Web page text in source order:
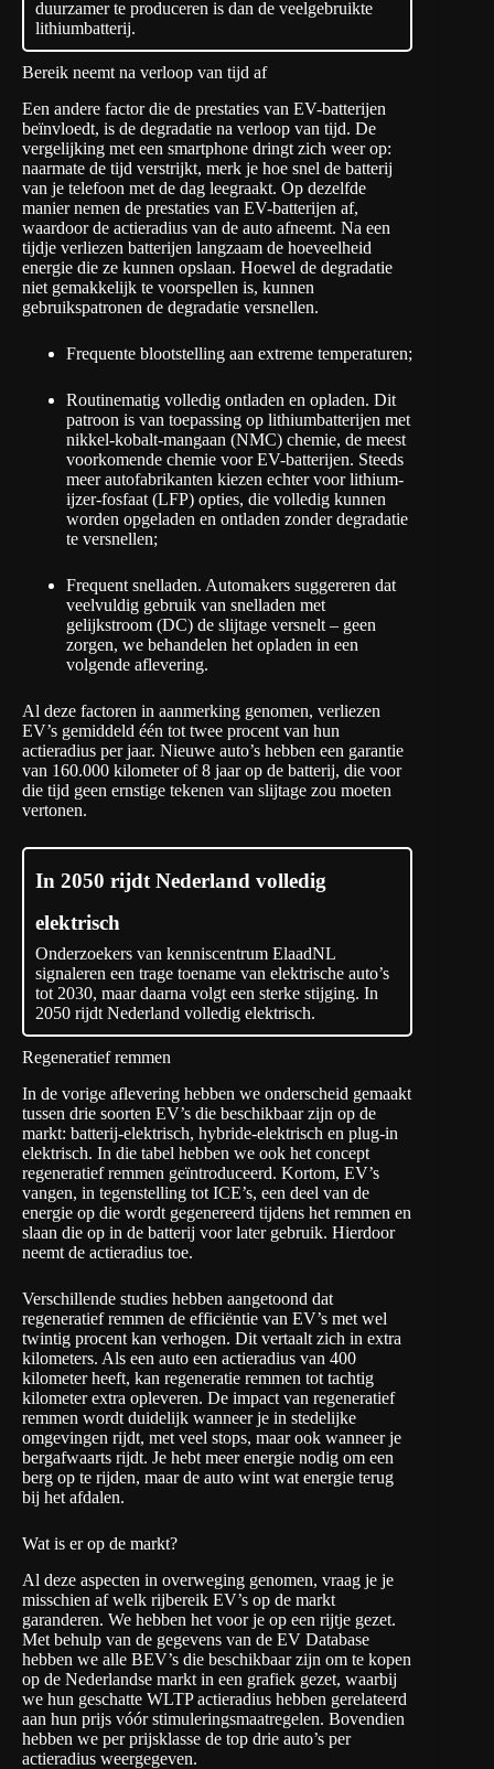
duurzamer te produceren is dan de veelgebruikte
lithiumbatterij.
Bereik neemt na verloop van tijd af
Een andere factor die de prestaties van EV-batterijen
beïnvloedt, is de degradatie na verloop van tijd. De
vergelijking met een smartphone dringt zich weer op:
naarmate de tijd verstrijkt, merk je hoe snel de batterij
van je telefoon met de dag leegraakt. Op dezelfde
manier nemen de prestaties van EV-batterijen af,
waardoor de actieradius van de auto afneemt. Na een
tijdje verliezen batterijen langzaam de hoeveelheid
energie die ze kunnen opslaan. Hoewel de degradatie
niet gemakkelijk te voorspellen is, kunnen
gebruikspatronen de degradatie versnellen.
Frequente blootstelling aan extreme temperaturen;
Routinematig volledig ontladen en opladen. Dit
patroon is van toepassing op lithiumbatterijen met
nikkel-kobalt-mangaan (NMC) chemie, de meest
voorkomende chemie voor EV-batterijen. Steeds
meer autofabrikanten kiezen echter voor lithium-
ijzer-fosfaat (LFP) opties, die volledig kunnen
worden opgeladen en ontladen zonder degradatie
te versnellen;
Frequent snelladen. Automakers suggereren dat
veelvuldig gebruik van snelladen met
gelijkstroom (DC) de slijtage versnelt – geen
zorgen, we behandelen het opladen in een
volgende aflevering.
Al deze factoren in aanmerking genomen, verliezen
EV’s gemiddeld één tot twee procent van hun
actieradius per jaar. Nieuwe auto’s hebben een garantie
van 160.000 kilometer of 8 jaar op de batterij, die voor
die tijd geen ernstige tekenen van slijtage zou moeten
vertonen.
In 2050 rijdt Nederland volledig
elektrisch
Onderzoekers van kenniscentrum ElaadNL
signaleren een trage toename van elektrische auto’s
tot 2030, maar daarna volgt een sterke stijging. In
2050 rijdt Nederland volledig elektrisch.
Regeneratief remmen
In de vorige aflevering hebben we onderscheid gemaakt
tussen drie soorten EV’s die beschikbaar zijn op de
markt: batterij-elektrisch, hybride-elektrisch en plug-in
elektrisch. In die tabel hebben we ook het concept
regeneratief remmen geïntroduceerd. Kortom, EV’s
vangen, in tegenstelling tot ICE’s, een deel van de
energie op die wordt gegenereerd tijdens het remmen en
slaan die op in de batterij voor later gebruik. Hierdoor
neemt de actieradius toe.
Verschillende studies hebben aangetoond dat
regeneratief remmen de efficiëntie van EV’s met wel
twintig procent kan verhogen. Dit vertaalt zich in extra
kilometers. Als een auto een actieradius van 400
kilometer heeft, kan regeneratie remmen tot tachtig
kilometer extra opleveren. De impact van regeneratief
remmen wordt duidelijk wanneer je in stedelijke
omgevingen rijdt, met veel stops, maar ook wanneer je
bergafwaarts rijdt. Je hebt meer energie nodig om een
berg op te rijden, maar de auto wint wat energie terug
bij het afdalen.
Wat is er op de markt?
Al deze aspecten in overweging genomen, vraag je je
misschien af welk rijbereik EV’s op de markt
garanderen. We hebben het voor je op een rijtje gezet.
Met behulp van de gegevens van de EV Database
hebben we alle BEV’s die beschikbaar zijn om te kopen
op de Nederlandse markt in een grafiek gezet, waarbij
we hun geschatte WLTP actieradius hebben gerelateerd
aan hun prijs vóór stimuleringsmaatregelen. Bovendien
hebben we per prijsklasse de top drie auto’s per
actieradius weergegeven.